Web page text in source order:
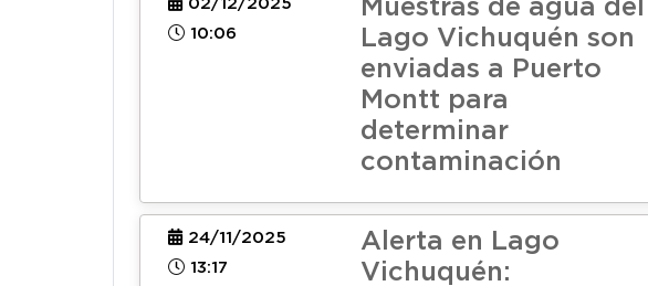
02/12/2025
10:06
Muestras de agua del
Lago Vichuquén son
enviadas a Puerto
Montt para
determinar
contaminación
24/11/2025
13:17
Alerta en Lago
Vichuquén: